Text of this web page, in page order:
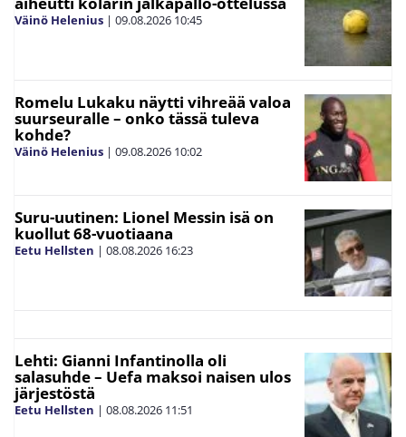
Väinö Helenius | 09.08.2026 10:45
Romelu Lukaku näytti vihreää valoa
suurseuralle – onko tässä tuleva
kohde?
Väinö Helenius | 09.08.2026 10:02
Suru-uutinen: Lionel Messin isä on
kuollut 68-vuotiaana
Eetu Hellsten | 08.08.2026 16:23
Lehti: Gianni Infantinolla oli
salasuhde – Uefa maksoi naisen ulos
järjestöstä
Eetu Hellsten | 08.08.2026 11:51